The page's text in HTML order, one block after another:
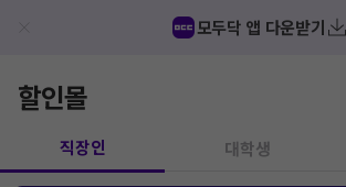
모두닥 앱 다운받기
할인몰
직장인 대학생